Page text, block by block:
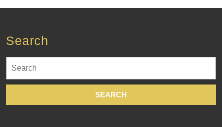
Search
for: